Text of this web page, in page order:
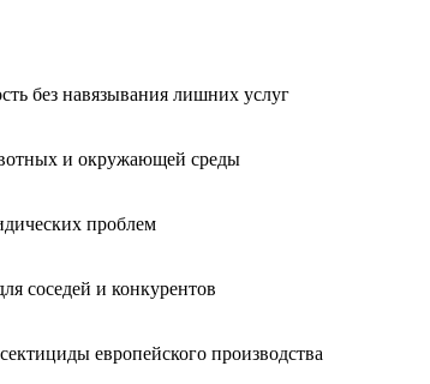
без навязывания лишних услуг
и окружающей среды
проблем
соседей и конкурентов
европейского производства